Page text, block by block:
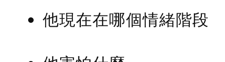
他現在在哪個情緒階段